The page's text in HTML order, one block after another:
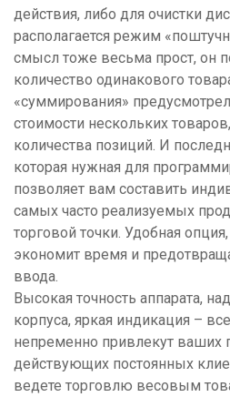
действия, либо для очистки
располагается режим
смысл тоже весьма прост, он
количество одинакового
«суммирования»
стоимости нескольких
количества позиций. И
которая нужная для
позволяет вам составить
самых часто реализуемых
торговой точки. Удобная
экономит время и
ввода.
Высокая точность аппарата,
корпуса, яркая индикация –
непременно привлекут ваших
действующих постоянных
ведете торговлю весовым